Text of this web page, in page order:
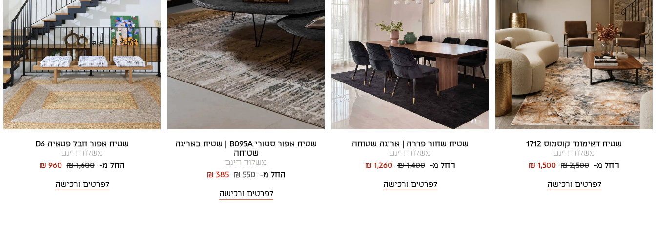
שטיח דאימונד קוסמוס 1712
משלוח חינם
החל מ- ₪ 2,500
₪ 1,500
לפרטים ורכישה
שטיח שחור פררה | אריגה שטוחה
משלוח חינם
החל מ-₪ 1,400
₪ 1,260
לפרטים ורכישה
שטיח אפור סטורי B095A | שטיח באריגה
שטוחה
משלוח חינם
החל מ-₪ 550
₪ 385
לפרטים ורכישה
שטיח אפור חבל פטאיה D6
משלוח חינם
החל מ-₪ 1,600
₪ 960
לפרטים ורכישה